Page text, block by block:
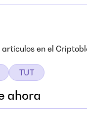
en el
TUT
ahora